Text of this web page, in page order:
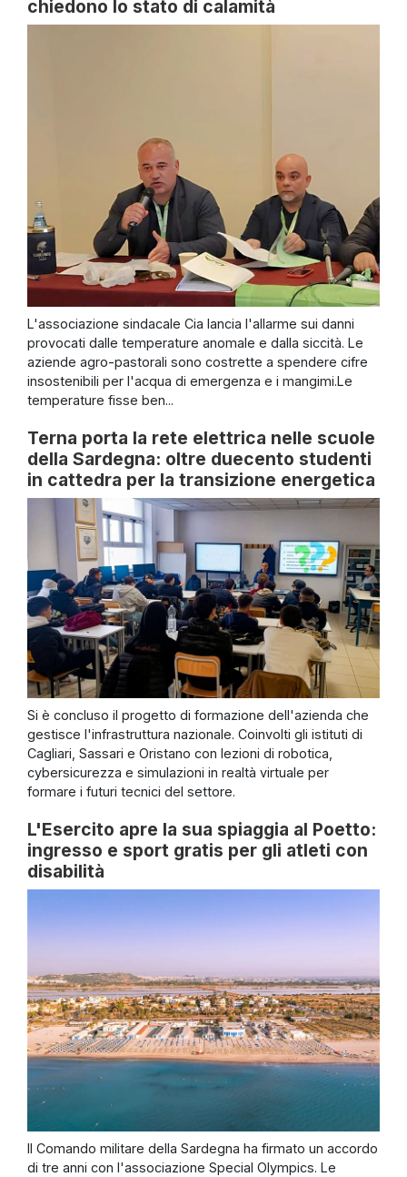
chiedono lo stato di calamità
L'associazione sindacale Cia lancia l'allarme sui danni
provocati dalle temperature anomale e dalla siccità. Le
aziende agro-pastorali sono costrette a spendere cifre
insostenibili per l'acqua di emergenza e i mangimi.Le
temperature fisse ben...
Terna porta la rete elettrica nelle scuole
della Sardegna: oltre duecento studenti
in cattedra per la transizione energetica
Si è concluso il progetto di formazione dell'azienda che
gestisce l'infrastruttura nazionale. Coinvolti gli istituti di
Cagliari, Sassari e Oristano con lezioni di robotica,
cybersicurezza e simulazioni in realtà virtuale per
formare i futuri tecnici del settore.
L'Esercito apre la sua spiaggia al Poetto:
ingresso e sport gratis per gli atleti con
disabilità
Il Comando militare della Sardegna ha firmato un accordo
di tre anni con l'associazione Special Olympics. Le